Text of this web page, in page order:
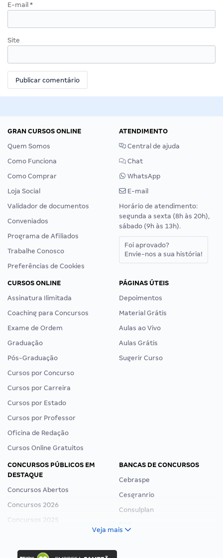
E-mail *
Site
GRAN CURSOS ONLINE
Quem Somos
Como Funciona
Como Comprar
Loja Social
Validador de documentos
Conveniados
Programa de Afiliados
Trabalhe Conosco
Preferências de Cookies
ATENDIMENTO
Central de ajuda
Chat
WhatsApp
E-mail
Horário de atendimento:
segunda a sexta (8h às 20h),
sábado (9h às 13h).
Foi aprovado?
Envie-nos a sua história!
CURSOS ONLINE
Assinatura Ilimitada
Coaching para Concursos
Exame de Ordem
Graduação
Pós-Graduação
Cursos por Concurso
Cursos por Carreira
Cursos por Estado
Cursos por Professor
Oficina de Redação
Cursos Online Gratuitos
PÁGINAS ÚTEIS
Depoimentos
Material Grátis
Aulas ao Vivo
Aulas Grátis
Sugerir Curso
CONCURSOS PÚBLICOS EM
DESTAQUE
Concursos Abertos
Concursos 2026
Concursos 2025
Concurso Ibama
BANCAS DE CONCURSOS
Cebraspe
Cesgranrio
Consulplan
Veja mais